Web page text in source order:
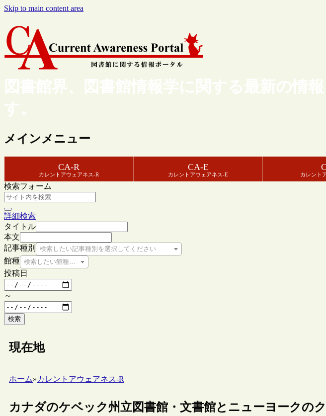
Skip to main content area
図書館界、図書館情報学に関する最新の情
す。
メインメニュー
CA-R
カレントアウェアネス-R
CA-E
カレントアウェアネス-E カレント
検索フォーム
詳細検索
タイトル
本文
記事種別
検索したい記事種別を選択してください
館種 検索したい館種を選択してください
投稿日
～
検索
現在地
ホーム»カレントアウェアネス-R
カナダのケベック州立図書館・文書館とニューヨークの